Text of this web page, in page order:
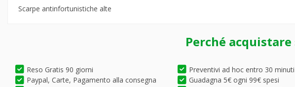
Scarpe antinfortunistiche alte
Perché
Reso Gratis 90 giorni
Paypal, Carte, Pagamento alla consegna
Preventivi ad hoc entro 30 minuti
Guadagna 5€ ogni 99€ spesi